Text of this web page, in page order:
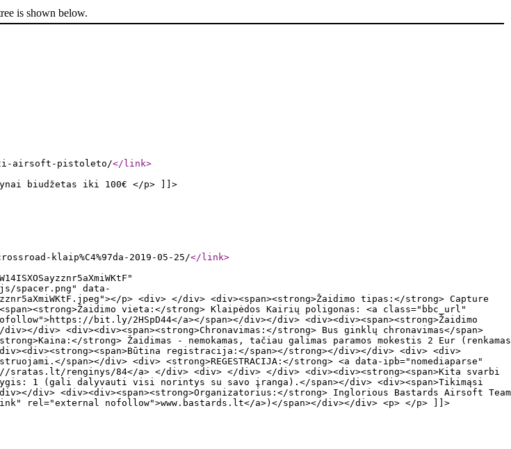
is shown below.
airsoft-pistoleto/</link>
biudžetas iki 100€ </p> ]]>
klaip%C4%97da-2019-05-25/</link>
spacer.png" data-
p> <div> </div> <div><span><strong>Žaidimo tipas:</strong> Capture
vieta:</strong> Klaipėdos Kairių poligonas: <a class="bbc_url"
bit.ly/2HSpD44</a></span></div></div> <div><div><span><strong>Žaidimo
div> <div><div><span><strong>Chronavimas:</strong> Bus ginklų chronavimas</span>
strong> Žaidimas - nemokamas, tačiau galimas paramos mokestis 2 Eur (renkamas
registracija:</span></strong></div></div> <div> <div>
span></div> <div> <strong>REGESTRACIJA:</strong> <a data-ipb="nomediaparse"
renginys/84</a> </div> <div> </div> </div> <div><div><strong><span>Kita svarbi
1 (gali dalyvauti visi norintys su savo įranga).</span></div> <div><span>Tikimąsi
div> <div><div><span><strong>Organizatorius:</strong> Inglorious Bastards Airsoft Team
rel="external nofollow">www.bastards.lt</a>)</span></div></div> <p> </p> ]]>